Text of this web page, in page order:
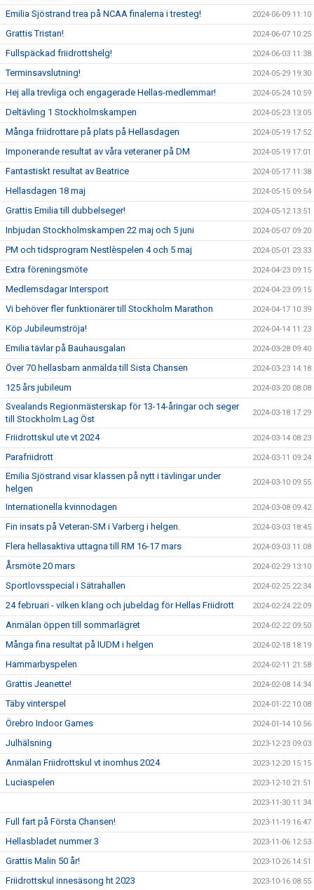
Emilia Sjöstrand trea på NCAA finalerna i tresteg! 2024-06-09 11:10
Grattis Tristan! 2024-06-07 10:25
Fullspäckad friidrottshelg! 2024-06-03 11:38
Terminsavslutning! 2024-05-29 19:30
Hej alla trevliga och engagerade Hellas-medlemmar! 2024-05-24 10:59
Deltävling 1 Stockholmskampen 2024-05-23 13:05
Många friidrottare på plats på Hellasdagen 2024-05-19 17:52
Imponerande resultat av våra veteraner på DM 2024-05-19 17:01
Fantastiskt resultat av Beatrice 2024-05-17 11:38
Hellasdagen 18 maj 2024-05-15 09:54
Grattis Emilia till dubbelseger! 2024-05-12 13:51
Inbjudan Stockholmskampen 22 maj och 5 juni 2024-05-07 09:20
PM och tidsprogram Nestlèspelen 4 och 5 maj 2024-05-01 23:33
Extra föreningsmöte 2024-04-23 09:15
Medlemsdagar Intersport 2024-04-23 09:15
Vi behöver fler funktionärer till Stockholm Marathon 2024-04-17 10:39
Köp Jubileumströja! 2024-04-14 11:23
Emilia tävlar på Bauhausgalan 2024-03-28 09:40
Över 70 hellasbarn anmälda till Sista Chansen 2024-03-23 14:18
125 års jubileum 2024-03-20 08:08
Svealands Regionmästerskap för 13-14-åringar och seger
till Stockholm Lag Öst
2024-03-18 17:29
Friidrottskul ute vt 2024 2024-03-14 08:23
Parafriidrott 2024-03-11 09:24
Emilia Sjöstrand visar klassen på nytt i tävlingar under
helgen
2024-03-10 09:55
Internationella kvinnodagen 2024-03-08 09:42
Fin insats på Veteran-SM i Varberg i helgen. 2024-03-03 18:45
Flera hellasaktiva uttagna till RM 16-17 mars 2024-03-03 11:08
Årsmöte 20 mars 2024-02-29 13:10
Sportlovsspecial i Sätrahallen 2024-02-25 22:34
24 februari - vilken klang och jubeldag för Hellas Friidrott 2024-02-24 22:09
Anmälan öppen till sommarlägret 2024-02-22 09:50
Många fina resultat på IUDM i helgen 2024-02-18 18:19
Hammarbyspelen 2024-02-11 21:58
Grattis Jeanette! 2024-02-08 14:34
Täby vinterspel 2024-01-22 10:08
Örebro Indoor Games 2024-01-14 10:56
Julhälsning 2023-12-23 09:03
Anmälan Friidrottskul vt inomhus 2024 2023-12-20 15:15
Luciaspelen 2023-12-10 21:51
2023-11-30 11:34
Full fart på Första Chansen! 2023-11-19 16:47
Hellasbladet nummer 3 2023-11-06 12:53
Grattis Malin 50 år! 2023-10-26 14:51
Friidrottskul innesäsong ht 2023 2023-10-16 08:55